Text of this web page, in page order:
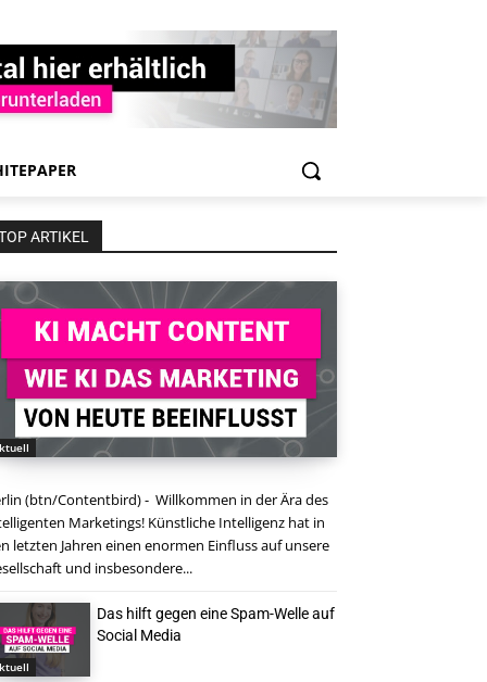
ARTIKEL
(btn/Contentbird) - Willkommen in der Ära des
Marketings! Künstliche Intelligenz hat in
letzten Jahren einen enormen Einfluss auf unsere
und insbesondere...
Das hilft gegen eine Spam-Welle auf
Social Media